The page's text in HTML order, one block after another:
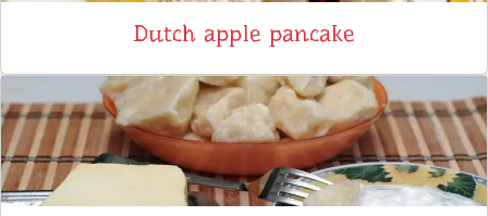
Dutch аpple pancake